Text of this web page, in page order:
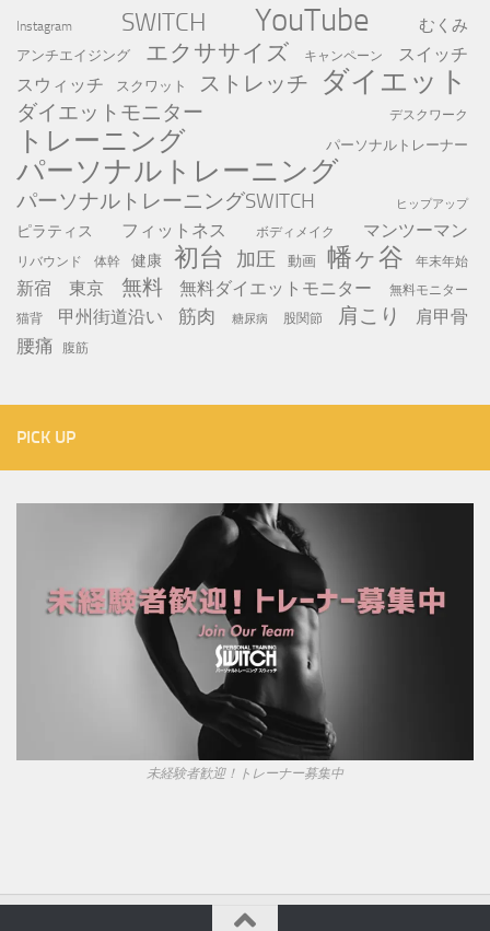
Instagram SWITCH YouTube むくみ
アンチエイジング エクササイズ キャンペーン
スイッチ
スウィッチ
スクワット ストレッチ ダイエット
ダイエットモニター デスクワーク
トレーニング パーソナルトレーナー
パーソナルトレーニング
パーソナルトレーニングSWITCH ヒップアップ
ピラティス フィットネス ボディメイク マンツーマン
リバウンド 体幹 健康 初台 加圧 動画 幡ヶ谷 年末年始
新宿 東京 無料 無料ダイエットモニター
無料モニター
猫背
甲州街道沿い 筋肉 糖尿病 股関節 肩こり 肩甲骨
腰痛 腹筋
PICK UP
未経験者歓迎！トレーナー募集中